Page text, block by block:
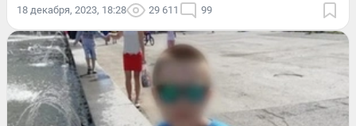
18 декабря, 2023, 18:28 29 611 99